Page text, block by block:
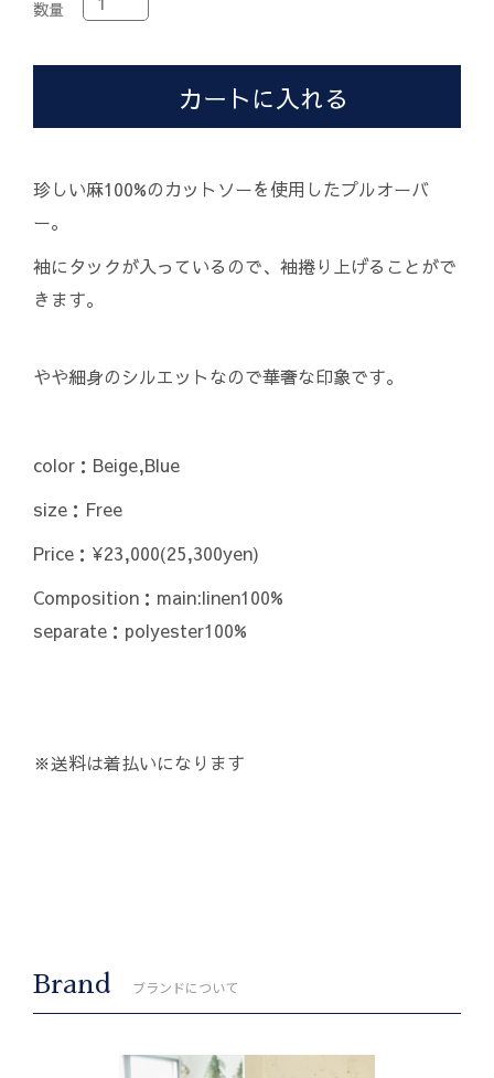
数量
珍しい麻100%のカットソーを使用したプルオーバ
ー。
袖にタックが入っているので、袖捲り上げることがで
きます。
やや細身のシルエットなので華奢な印象です。
color：Beige,Blue
size：Free
Price：¥23,000(25,300yen)
Composition：main:linen100%
separate：polyester100%
※送料は着払いになります
Brand ブランドについて